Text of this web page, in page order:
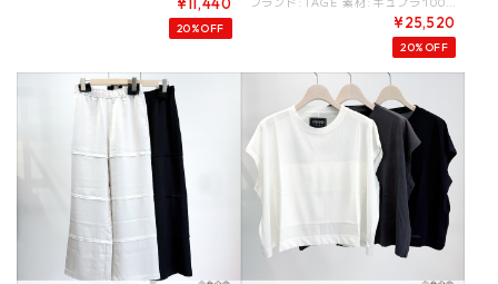
20%OFF ¥25,520
20%OFF